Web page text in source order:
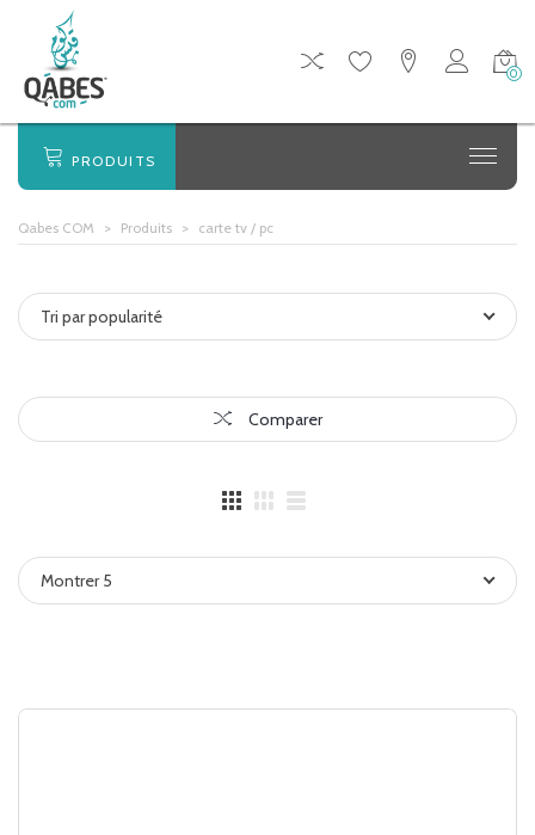
0
PRODUITS
Qabes COM > Produits > carte tv / pc
Tri par popularité
Comparer
Montrer 5